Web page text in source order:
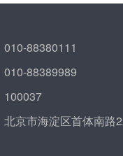
010-88380111
010-88389989
100037
北京市海淀区首体南路